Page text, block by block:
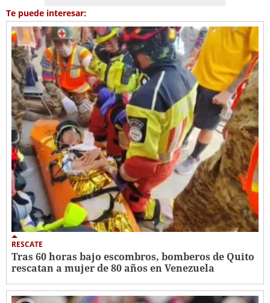
Te puede interesar:
RESCATE
Tras 60 horas bajo escombros, bomberos de Quito
rescatan a mujer de 80 años en Venezuela